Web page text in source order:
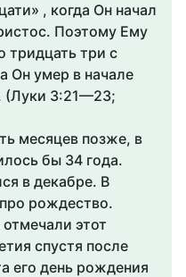
, когда Он начал
Поэтому Ему
тридцать три с
Он умер в начале
(Луки 3:21—23;
месяцев позже, в
бы 34 года.
в декабре. В
рождество.
этот
спустя после
его день рождения